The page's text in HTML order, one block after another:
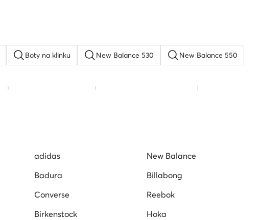
Boty na klinku New Balance 530 New Balance 550
adidas
New Balance
Badura
Billabong
Converse
Reebok
Birkenstock
Hoka